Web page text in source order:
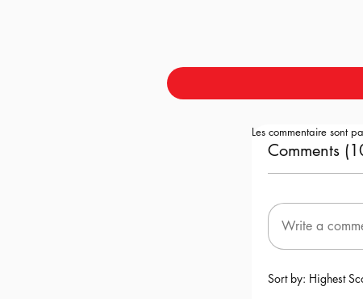
Comments
Write a
Sort by: Highest
Les commentaire sont